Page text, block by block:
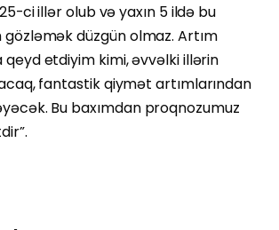
ci illər olub və yaxın 5 ildə bu
düzgün olmaz. Artım
etdiyim kimi, əvvəlki illərin
fantastik qiymət artımlarından
Bu baxımdan proqnozumuz